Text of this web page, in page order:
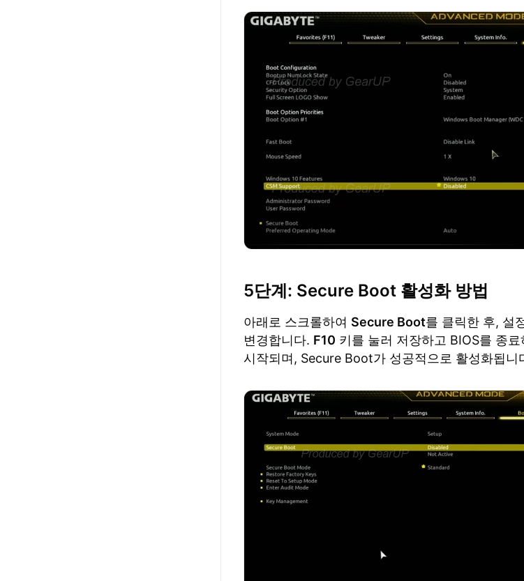
5단계: Secure Boot 활성화 방법
아래로 스크롤하여 Secure Boot를 클릭한 후, 설
변경합니다. F10 키를 눌러 저장하고 BIOS를 종
시작되며, Secure Boot가 성공적으로 활성화됩니